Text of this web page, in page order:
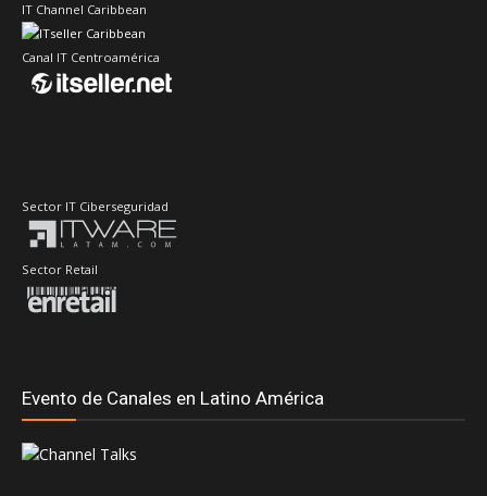
IT Channel Caribbean
Canal IT Centroamérica
Sector IT Ciberseguridad
Sector Retail
Evento de Canales en Latino América